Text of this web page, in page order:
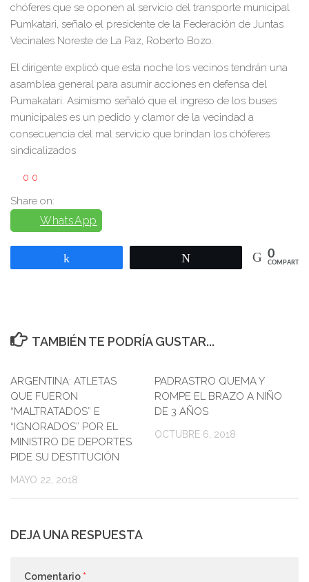
chóferes que se oponen al servicio del transporte municipal
Pumkatari, señalo el presidente de la Federación de Juntas
Vecinales Noreste de La Paz, Roberto Bozo.
El dirigente explicó que esta noche los vecinos tendrán una
asamblea general para asumir acciones en defensa del
Pumakatari. Asimismo señaló que el ingreso de los buses
municipales es un pedido y clamor de la vecindad a
consecuencia del mal servicio que brindan los chóferes
sindicalizados
0 0
Share on:
WhatsApp
0
COMPARTIR
TAMBIÉN TE PODRÍA GUSTAR...
ARGENTINA: ATLETAS
QUE FUERON
“MALTRATADOS” E
“IGNORADOS” POR EL
MINISTRO DE DEPORTES
PIDE SU DESTITUCIÓN
MAYO 22, 2018
PADRASTRO QUEMA Y
ROMPE EL BRAZO A NIÑO
DE 3 AÑOS
OCTUBRE 6, 2018
DEJA UNA RESPUESTA
Comentario *